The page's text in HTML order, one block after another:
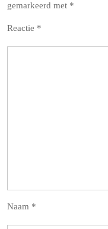
gemarkeerd met *
Reactie *
Naam *